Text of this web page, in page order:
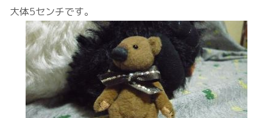
大体5センチです。